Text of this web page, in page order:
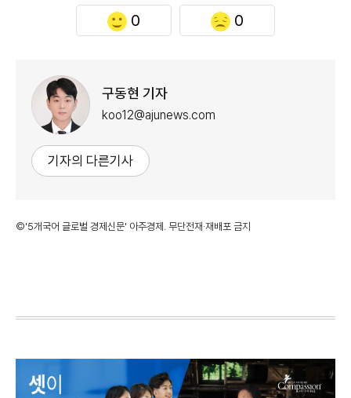
0 0
구동현 기자
koo12@ajunews.com
기자의 다른기사
©'5개국어 글로벌 경제신문' 아주경제. 무단전재·재배포 금지